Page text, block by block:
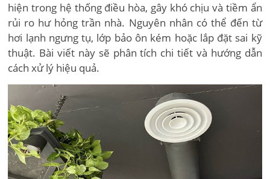
hiện trong hệ thống điều hòa, gây khó chịu và tiềm ẩn
rủi ro hư hỏng trần nhà. Nguyên nhân có thể đến từ
hơi lạnh ngưng tụ, lớp bảo ôn kém hoặc lắp đặt sai kỹ
thuật. Bài viết này sẽ phân tích chi tiết và hướng dẫn
cách xử lý hiệu quả.